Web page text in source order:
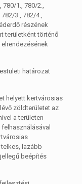
1., 780/2.,
3., 782/4.,
részének
területként történő
határozat
helyett kertvárosias
zöldterületet az
a területen
lazább
beépítés